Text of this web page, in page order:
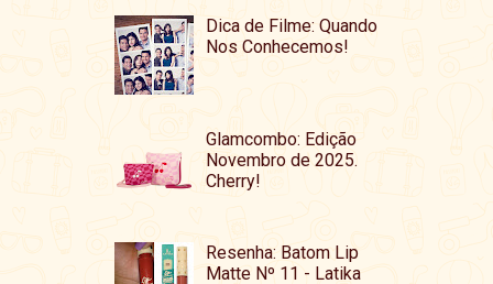
Dica de Filme: Quando
Nos Conhecemos!
Glamcombo: Edição
Novembro de 2025.
Cherry!
Resenha: Batom Lip
Matte Nº 11 - Latika